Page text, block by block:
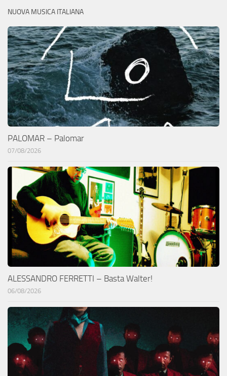
NUOVA MUSICA ITALIANA
PALOMAR – Palomar
07/08/2026
ALESSANDRO FERRETTI – Basta Walter!
06/08/2026